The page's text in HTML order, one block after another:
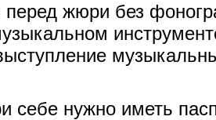
перед жюри без
себе нужно иметь